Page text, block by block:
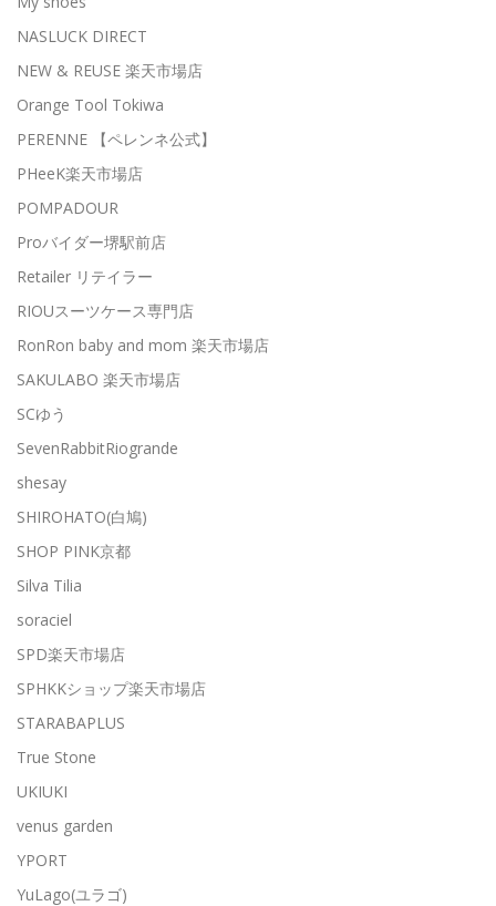
NASLUCK DIRECT
NEW & REUSE 楽天市場店
Orange Tool Tokiwa
PERENNE 【ペレンネ公式】
PHeeK楽天市場店
POMPADOUR
Proバイダー堺駅前店
Retailer リテイラー
RIOUスーツケース専門店
RonRon baby and mom 楽天市場店
SAKULABO 楽天市場店
SCゆう
SevenRabbitRiogrande
shesay
SHIROHATO(白鳩)
SHOP PINK京都
Silva Tilia
soraciel
SPD楽天市場店
SPHKKショップ楽天市場店
STARABAPLUS
True Stone
UKIUKI
venus garden
YPORT
YuLago(ユラゴ)